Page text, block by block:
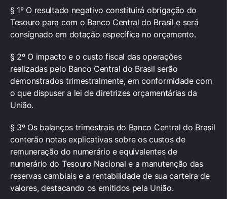
§ 1º O resultado negativo constituirá obrigação do
Tesouro para com o Banco Central do Brasil e será
consignado em dotação específica no orçamento.
§ 2º O impacto e o custo fiscal das operações
realizadas pelo Banco Central do Brasil serão
demonstrados trimestralmente, em conformidade com
o que dispuser a lei de diretrizes orçamentárias da
União.
§ 3º Os balanços trimestrais do Banco Central do Brasil
conterão notas explicativas sobre os custos de
remuneração do numerário e equivalentes de
numerário do Tesouro Nacional e a manutenção das
reservas cambiais e a rentabilidade de sua carteira de
valores, destacando os emitidos pela União.